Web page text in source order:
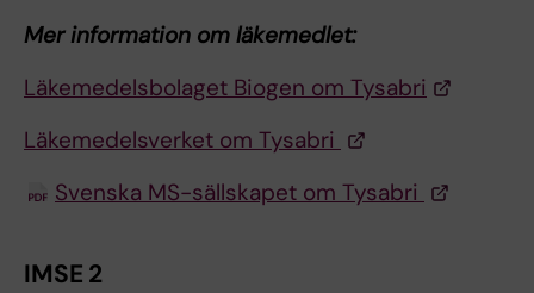
Mer information om läkemedlet:
Läkemedelsbolaget Biogen om Tysabri
Läkemedelsverket om Tysabri
Svenska MS-sällskapet om Tysabri
IMSE 2